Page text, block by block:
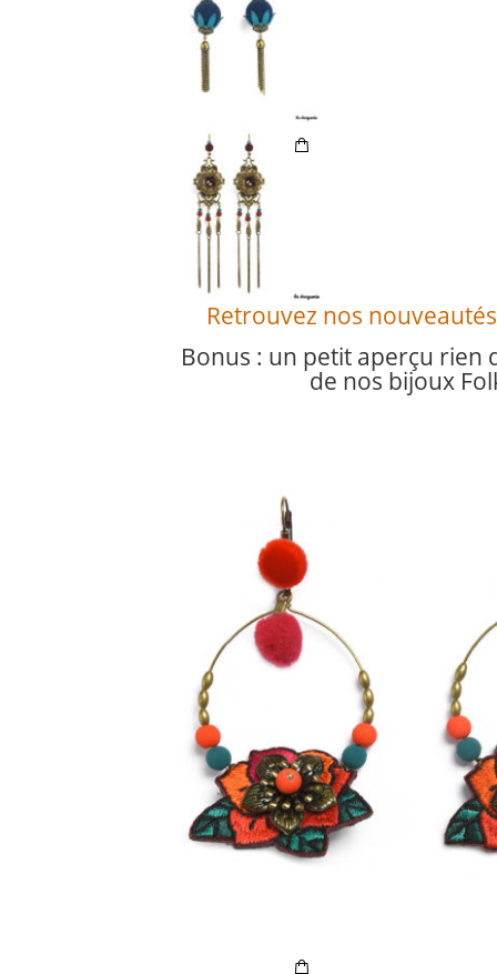
Retrouvez nos
Bonus : un petit aperçu rien
de nos bijoux